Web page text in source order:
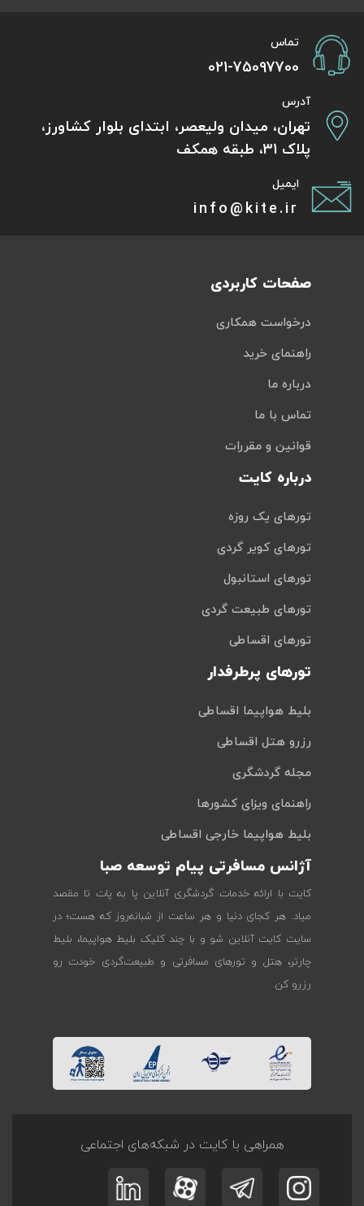
تماس
021-75097700
آدرس
تهران، میدان ولیعصر، ابتدای بلوار کشاورز،
پلاک 31، طبقه همکف
ایمیل
info@kite.ir
صفحات کاربردی
درخواست همکاری
راهنمای خرید
درباره ما
تماس با ما
قوانین و مقررات
درباره کایت
تورهای یک روزه
تورهای کویر گردی
تورهای استانبول
تورهای طبیعت گردی
تورهای اقساطی
تورهای پرطرفدار
بلیط هواپیما اقساطی
رزرو هتل اقساطی
مجله گردشگری
راهنمای ویزای کشورها
بلیط هواپیما خارجی اقساطی
آژانس مسافرتی پیام توسعه صبا
کایت با ارائه خدمات گردشگری آنلاین پا به پات تا مقصد
میاد. هر کجای دنیا و هر ساعت از شبانه‌روز که هست؛ در
سایت کایت آنلاین شو و با چند کلیک بلیط هواپیما، بلیط
چارتر، هتل و تورهای مسافرتی و طبیعت‌گردی خودت رو
رزرو کن.
همراهی با کایت در شبکه‌های اجتماعی